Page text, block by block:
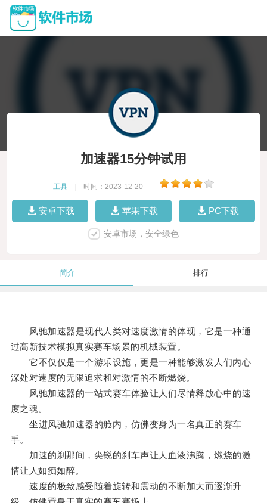
加速器15分钟试用
工具 时间：2023-12-20
安卓下载 苹果下载 PC下载
安卓市场，安全绿色
简介 排行
风驰加速器是现代人类对速度激情的体现，它是一种通
过高新技术模拟真实赛车场景的机械装置。
它不仅仅是一个游乐设施，更是一种能够激发人们内心
深处对速度的无限追求和对激情的不断燃烧。
风驰加速器的一站式赛车体验让人们尽情释放心中的速
度之魂。
坐进风驰加速器的舱内，仿佛变身为一名真正的赛车
手。
加速的刹那间，尖锐的刹车声让人血液沸腾，燃烧的激
情让人如痴如醉。
速度的极致感受随着旋转和震动的不断加大而逐渐升